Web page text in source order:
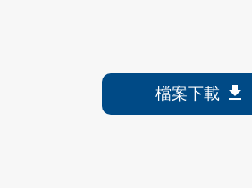
檔案下載 download